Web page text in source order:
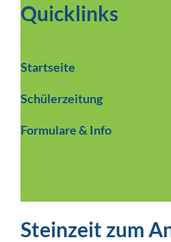
Quicklinks
Startseite
Schülerzeitung
Formulare & Info
Steinzeit zum